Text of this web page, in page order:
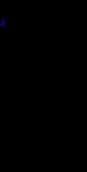
8